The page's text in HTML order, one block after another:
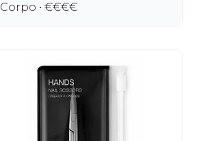
Corpo • €€€€